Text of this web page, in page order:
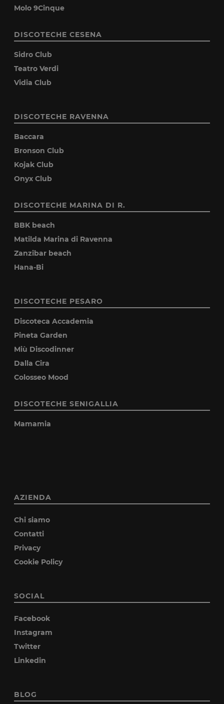
Molo 9Cinque
DISCOTECHE CESENA
Sidro Club
Teatro Verdi
Vidia Club
DISCOTECHE RAVENNA
Baccara
Bronson Club
Kojak Club
Onyx Club
DISCOTECHE MARINA DI R.
BBK beach
Matilda Marina di Ravenna
Zanzibar beach
Hana-Bi
DISCOTECHE PESARO
Discoteca Accademia
Pineta Garden
Miù Discodinner
Dalla Cira
Colosseo Mood
DISCOTECHE SENIGALLIA
Mamamia
AZIENDA
Chi siamo
Contatti
Privacy
Cookie Policy
SOCIAL
Facebook
Instagram
Twitter
Linkedin
BLOG